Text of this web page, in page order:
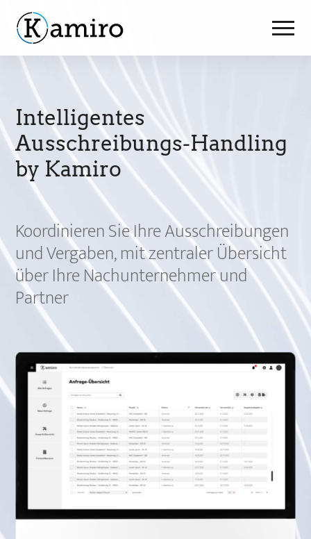
Softwarelösungen
Projektcontrolling
Ausschreibungshandling
Partner-Portal
Über Kamiro
Kontakt
Präsentation vereinbaren
Datenschutz
Impressum
Intelligentes
Ausschreibungs-Handling
by Kamiro
Koordinieren Sie Ihre Ausschreibungen
und Vergaben, mit zentraler Übersicht
über Ihre Nachunternehmer und
Partner